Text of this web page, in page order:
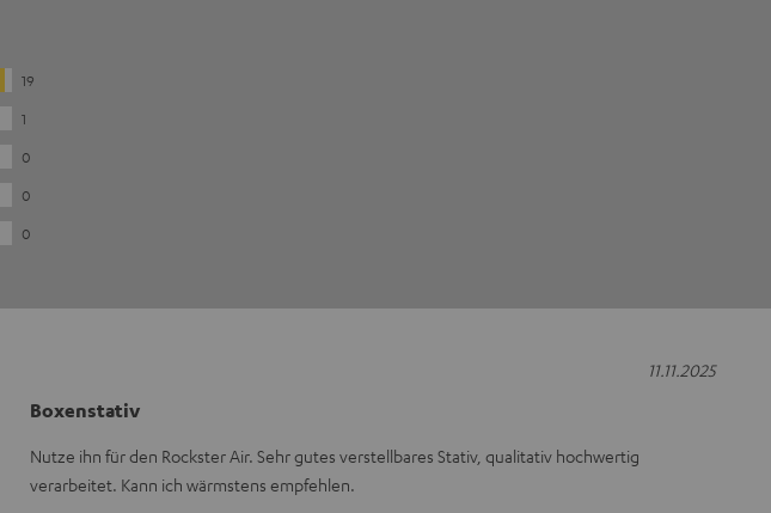
19
1
0
0
0
Boxenstativ
Nutze ihn für den Rockster Air. Sehr gutes verstellbares Stativ, qualitativ hochwertig
verarbeitet. Kann ich wärmstens empfehlen.
11.11.2025